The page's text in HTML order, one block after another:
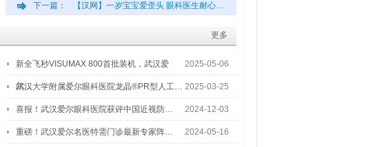
下一篇： 【汉网】一岁宝宝爱歪头 眼科医生耐心…
更多
新全飞秒VISUMAX 800首批装机，武汉爱
尔…
2025-05-06
武汉大学附属爱尔眼科医院龙晶®PR型人工… 2025-03-25
喜报！武汉爱尔眼科医院获评中国近视防… 2024-12-03
重磅！武汉爱尔名医特需门诊最新专家阵… 2024-05-16